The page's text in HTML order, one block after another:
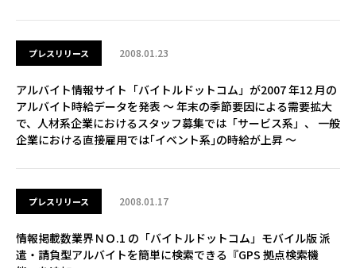
プレスリリース 2008.01.23
アルバイト情報サイト「バイトルドットコム」が2007 年12 月の
アルバイト時給データを発表 ～ 年末の季節要因による需要拡大
で、人材系企業におけるスタッフ募集では「サービス系」、 一般
企業における直接雇用では｢イベント系｣の時給が上昇 ～
プレスリリース 2008.01.17
情報掲載数業界ＮＯ.1 の「バイトルドットコム」モバイル版 派
遣・請負型アルバイトを簡単に検索できる『GPS 拠点検索機